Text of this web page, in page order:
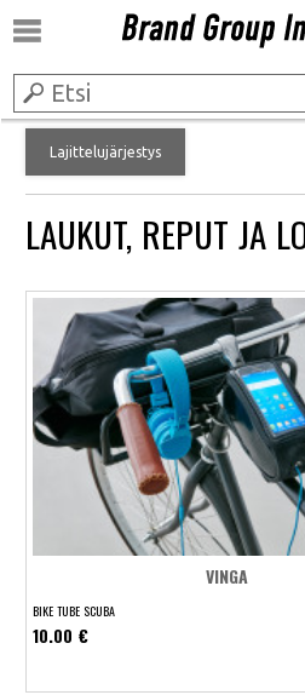
Lajittelujärjestys
LAUKUT, REPUT JA
VINGA
BIKE TUBE SCUBA
10.00 €